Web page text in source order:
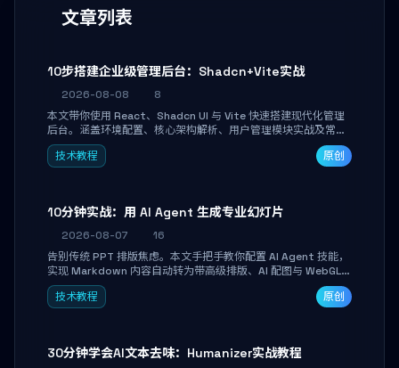
文章列表
10步搭建企业级管理后台：Shadcn+Vite实战
2026-08-08
8
本文带你使用 React、Shadcn UI 与 Vite 快速搭建现代化管理
后台。涵盖环境配置、核心架构解析、用户管理模块实战及常见
踩坑指南。学完即可独立完成仪表盘搭建、组件拼装与主题定
制，满足企业级开发需求。
技术教程 原创
10分钟实战：用 AI Agent 生成专业幻灯片
2026-08-07
16
告别传统 PPT 排版焦虑。本文手把手教你配置 AI Agent 技能，
实现 Markdown 内容自动转为带高级排版、AI 配图与 WebGL
运行时的 HTML 幻灯片。只需专注内容，10 分钟即可产出可投
屏的专业级演示文稿。
技术教程 原创
30分钟学会AI文本去味：Humanizer实战教程